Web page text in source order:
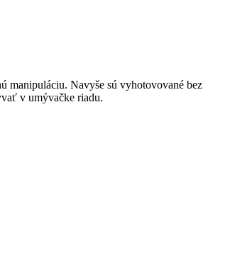
manipuláciu. Navyše sú vyhotovované bez
v umývačke riadu.